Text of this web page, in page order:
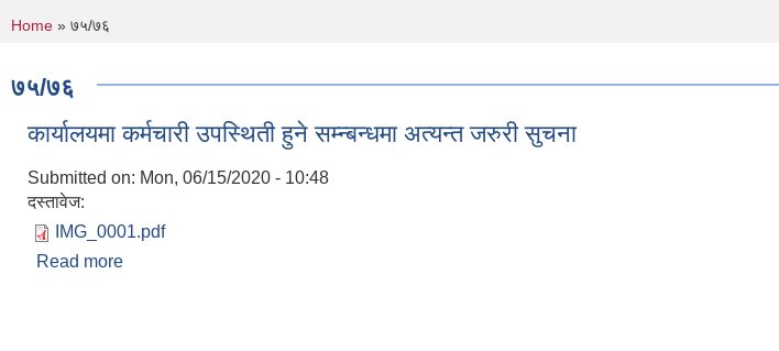
You are here
Home » ७५/७६
७५/७६
कार्यालयमा कर्मचारी उपस्थिती हुने सम्न्बन्धमा अत्यन्त जरुरी सुचना
Submitted on: Mon, 06/15/2020 - 10:48
दस्तावेज:
IMG_0001.pdf
Read more